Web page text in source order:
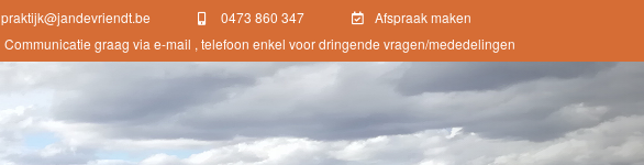
praktijk@jandevriendt.be 0473 860 347
Afspraak maken
Communicatie graag via e-mail , telefoon enkel voor dringende vragen/mededelingen
Next